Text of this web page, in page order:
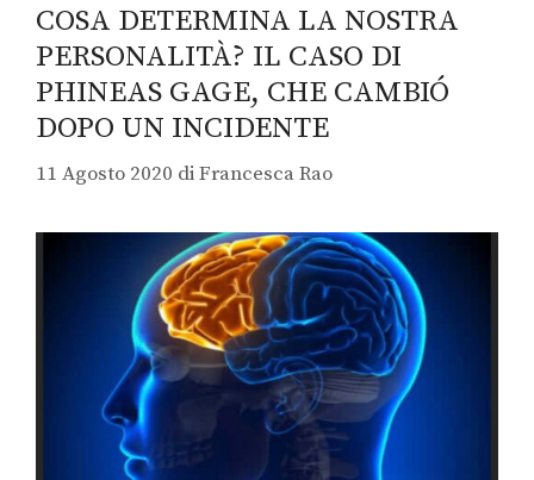
COSA DETERMINA LA NOSTRA
PERSONALITÀ? IL CASO DI
PHINEAS GAGE, CHE CAMBIÓ
DOPO UN INCIDENTE
11 Agosto 2020 diFrancesca Rao